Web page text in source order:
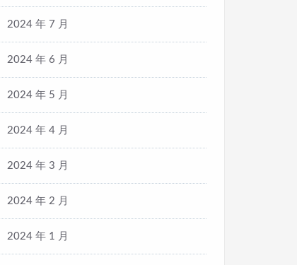
2024 年 7 月
2024 年 6 月
2024 年 5 月
2024 年 4 月
2024 年 3 月
2024 年 2 月
2024 年 1 月